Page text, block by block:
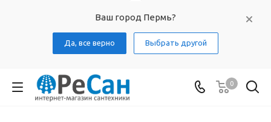
Ваш город Пермь?
Да, все верно Выбрать другой
0